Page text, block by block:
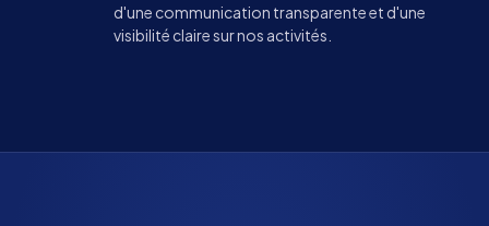
d'une communication transparente et d'une
visibilité claire sur nos activités.